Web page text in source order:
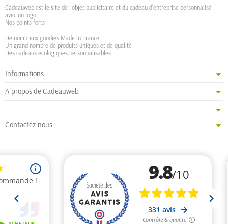
Cadeauweb est le site de l'objet publicitaire et du cadeau d'entreprise personnalisé
avec un logo.
Nos points forts :
De nombreux goodies Made in France
Un grand nombre de produits uniques et de qualité
Des cadeaux écologiques personnalisables
Informations
A propos de Cadeauweb
Contactez-nous